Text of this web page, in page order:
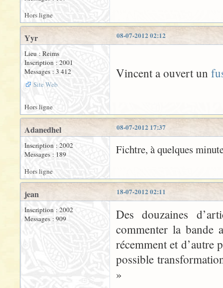
Hors ligne
08-07-2012 02:12
Yyr
Lieu : Reims
Inscription : 2001
Messages : 3 412
Site Web
Vincent a ouvert un
Hors ligne
08-07-2012 17:37
Adanedhel
Inscription : 2002
Messages : 189
Fichtre, à quelques
Hors ligne
18-07-2012 02:11
jean
Inscription : 2002
Messages : 909
Des douzaines
commenter la bande
récemment et d’autre
possible
»